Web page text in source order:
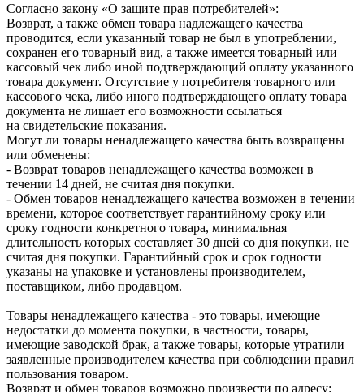
Согласно закону «О защите прав потребителей»:
Возврат, а также обмен товара надлежащего качества
проводится, если указанный товар не был в употреблении,
сохранен его товарный вид, а также имеется товарный или
кассовый чек либо иной подтверждающий оплату указанного
товара документ. Отсутствие у потребителя товарного или
кассового чека, либо иного подтверждающего оплату товара
документа не лишает его возможности ссылаться
на свидетельские показания.
Могут ли товары ненадлежащего качества быть возвращены
или обменены:
- Возврат товаров ненадлежащего качества возможен в
течении 14 дней, не считая дня покупки.
- Обмен товаров ненадлежащего качества возможен в течении
времени, которое соответствует гарантийному сроку или
сроку годности конкретного товара, минимальная
длительность которых составляет 30 дней со дня покупки, не
считая дня покупки. Гарантийный срок и срок годности
указаны на упаковке и установлены производителем,
поставщиком, либо продавцом.
Товары ненадлежащего качества - это товары, имеющие
недостатки до момента покупки, в частности, товары,
имеющие заводской брак, а также товары, которые утратили
заявленные производителем качества при соблюдении правил
пользования товаром.
Возврат и обмен товаров возможно произвести по адресу: